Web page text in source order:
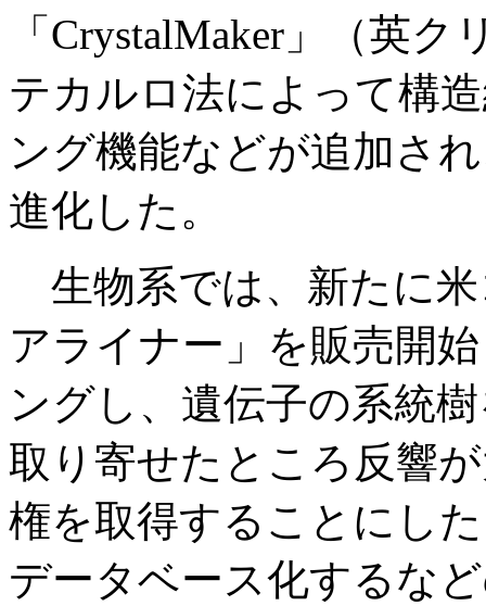
「CrystalMaker」（英
テカルロ法によって構
ング機能などが追加さ
進化した。
生物系では、新たに米
アライナー」を販売開
ングし、遺伝子の系統
取り寄せたところ反響
権を取得することにし
データベース化するな